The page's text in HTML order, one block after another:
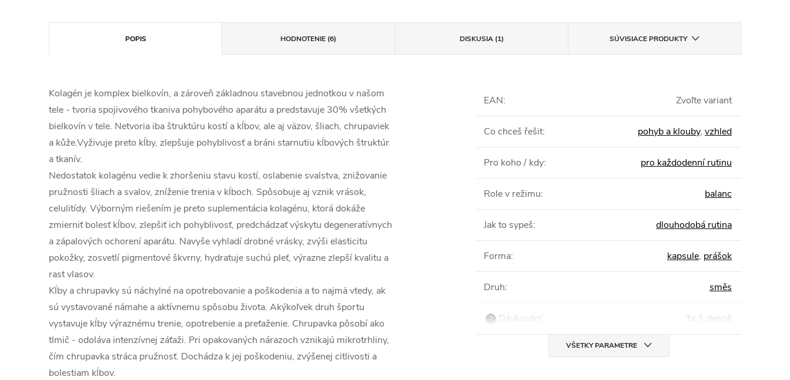
POPIS HODNOTENIE (6) DISKUSIA (1) SÚVISIACE PRODUKTY
Kolagén je komplex bielkovín, a zároveň základnou stavebnou jednotkou v našom
tele - tvoria spojivového tkaniva pohybového aparátu a predstavuje 30% všetkých
bielkovín v tele. Netvoria iba štruktúru kostí a kĺbov, ale aj väzov, šliach, chrupaviek
a kůže.Vyživuje preto kĺby, zlepšuje pohyblivosť a bráni starnutiu kĺbových štruktúr
a tkanív.
Nedostatok kolagénu vedie k zhoršeniu stavu kostí, oslabenie svalstva, znižovanie
pružnosti šliach a svalov, zníženie trenia v kĺboch. Spôsobuje aj vznik vrások,
celulitídy. Výborným riešením je preto suplementácia kolagénu, ktorá dokáže
zmierniť bolesť kĺbov, zlepšiť ich pohyblivosť, predchádzať výskytu degeneratívnych
a zápalových ochorení aparátu. Navyše vyhladí drobné vrásky, zvýši elasticitu
pokožky, zosvetlí pigmentové škvrny, hydratuje suchú pleť, výrazne zlepší kvalitu a
rast vlasov.
Kĺby a chrupavky sú náchylné na opotrebovanie a poškodenia a to najmä vtedy, ak
sú vystavované námahe a aktívnemu spôsobu života. Akýkoľvek druh športu
vystavuje kĺby výraznému trenie, opotrebenie a preťaženie. Chrupavka pôsobí ako
tlmič - odoláva intenzívnej záťaži. Pri opakovaných nárazoch vznikajú mikrotrhliny,
čím chrupavka stráca pružnosť. Dochádza k jej poškodeniu, zvýšenej citlivosti a
bolestiam kĺbov.
EAN: Zvoľte variant
Co chceš řešit: pohyb a klouby, vzhled
Pro koho / kdy: pro každodenní rutinu
Role v režimu: balanc
Jak to sypeš: dlouhodobá rutina
Forma: kapsule, prášok
Druh: směs
? Dávkování: 3x 1 denně
VŠETKY PARAMETRE